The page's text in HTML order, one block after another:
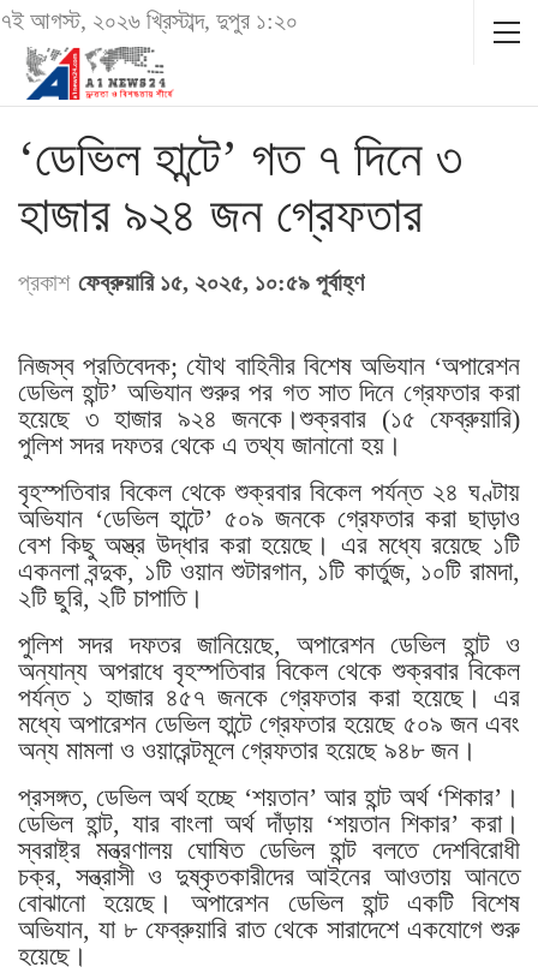
৭ই আগস্ট, ২০২৬ খ্রিস্টাব্দ, দুপুর ১:২০
‘ডেভিল হান্টে’ গত ৭ দিনে ৩
হাজার ৯২৪ জন গ্রেফতার
প্রকাশ ফেব্রুয়ারি ১৫, ২০২৫, ১০:৫৯ পূর্বাহ্ণ
নিজস্ব প্রতিবেদক; যৌথ বাহিনীর বিশেষ অভিযান ‘অপারেশন
ডেভিল হান্ট’ অভিযান শুরুর পর গত সাত দিনে গ্রেফতার করা
হয়েছে ৩ হাজার ৯২৪ জনকে।শুক্রবার (১৫ ফেব্রুয়ারি)
পুলিশ সদর দফতর থেকে এ তথ্য জানানো হয়।
বৃহস্পতিবার বিকেল থেকে শুক্রবার বিকেল পর্যন্ত ২৪ ঘণ্টায়
অভিযান ‘ডেভিল হান্টে’ ৫০৯ জনকে গ্রেফতার করা ছাড়াও
বেশ কিছু অস্ত্র উদ্ধার করা হয়েছে। এর মধ্যে রয়েছে ১টি
একনলা বন্দুক, ১টি ওয়ান শুটারগান, ১টি কার্তুজ, ১০টি রামদা,
২টি ছুরি, ২টি চাপাতি।
পুলিশ সদর দফতর জানিয়েছে, অপারেশন ডেভিল হান্ট ও
অন্যান্য অপরাধে বৃহস্পতিবার বিকেল থেকে শুক্রবার বিকেল
পর্যন্ত ১ হাজার ৪৫৭ জনকে গ্রেফতার করা হয়েছে। এর
মধ্যে অপারেশন ডেভিল হান্টে গ্রেফতার হয়েছে ৫০৯ জন এবং
অন্য মামলা ও ওয়ারেন্টমূলে গ্রেফতার হয়েছে ৯৪৮ জন।
প্রসঙ্গত, ডেভিল অর্থ হচ্ছে ‘শয়তান’ আর হান্ট অর্থ ‘শিকার’।
ডেভিল হান্ট, যার বাংলা অর্থ দাঁড়ায় ‘শয়তান শিকার’ করা।
স্বরাষ্ট্র মন্ত্রণালয় ঘোষিত ডেভিল হান্ট বলতে দেশবিরোধী
চক্র, সন্ত্রাসী ও দুষ্কৃতকারীদের আইনের আওতায় আনতে
বোঝানো হয়েছে। অপারেশন ডেভিল হান্ট একটি বিশেষ
অভিযান, যা ৮ ফেব্রুয়ারি রাত থেকে সারাদেশে একযোগে শুরু
হয়েছে।